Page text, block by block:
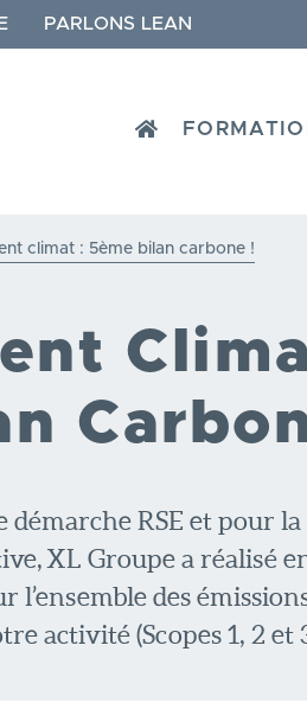
PARLONS LEAN
HOME
climat : 5ème bilan carbone !
RSE et pour la
XL Groupe a réalisé
l’ensemble des
activité (Scopes 1, 2 et